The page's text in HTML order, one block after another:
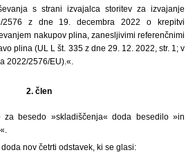
s strani izvajalca storitev za izvajanje
2576 z dne 19. decembra 2022 o krepitvi
nakupov plina, zanesljivimi referenčnimi
plina (UL L št. 335 z dne 29. 12. 2022, str. 1; v
2022/2576/EU).«.
2. člen
besedo »skladiščenja« doda besedilo »in
nov četrti odstavek, ki se glasi: